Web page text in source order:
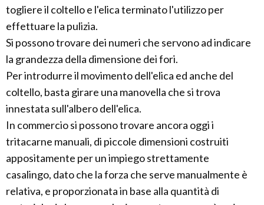
togliere il coltello e l'elica terminato l'utilizzo per
effettuare la pulizia.
Si possono trovare dei numeri che servono ad indicare
la grandezza della dimensione dei fori.
Per introdurre il movimento dell'elica ed anche del
coltello, basta girare una manovella che si trova
innestata sull'albero dell'elica.
In commercio si possono trovare ancora oggi i
tritacarne manuali, di piccole dimensioni costruiti
appositamente per un impiego strettamente
casalingo, dato che la forza che serve manualmente è
relativa, e proporzionata in base alla quantità di